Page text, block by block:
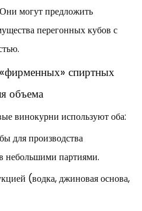
могут предложить
перегонных кубов с
спиртных
объема
винокурни используют оба:
для производства
небольшими партиями.
(водка, джиновая основа,